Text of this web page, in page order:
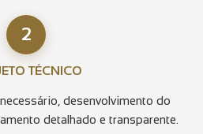
2
TÉCNICO
desenvolvimento do
detalhado e transparente.